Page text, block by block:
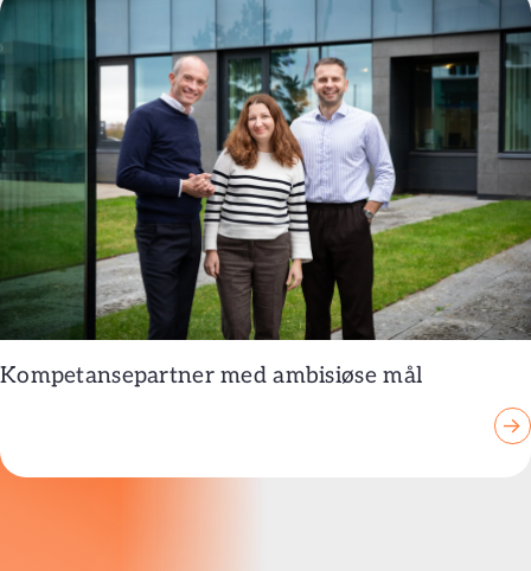
Kompetansepartner med ambisiøse mål
→